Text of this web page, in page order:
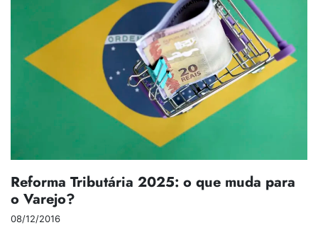
Reforma Tributária 2025: o que muda para
o Varejo?
08/12/2016